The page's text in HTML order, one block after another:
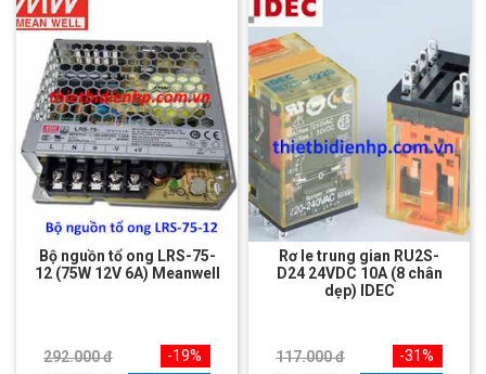
Bộ nguồn tổ ong LRS-75-
12 (75W 12V 6A) Meanwell
292.000 đ
-19%
Rơ le trung gian RU2S-
D24 24VDC 10A (8 chân
dẹp) IDEC
117.000 đ
-31%